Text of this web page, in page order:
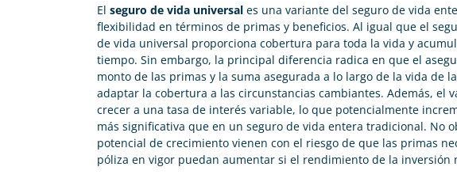
El seguro de vida universal es una variante del seguro de vida
flexibilidad en términos de primas y beneficios. Al igual que el
de vida universal proporciona cobertura para toda la vida y
tiempo. Sin embargo, la principal diferencia radica en que el
monto de las primas y la suma asegurada a lo largo de la vida de
adaptar la cobertura a las circunstancias cambiantes. Además, el
crecer a una tasa de interés variable, lo que potencialmente
más significativa que en un seguro de vida entera tradicional. No
potencial de crecimiento vienen con el riesgo de que las primas
póliza en vigor puedan aumentar si el rendimiento de la inversión